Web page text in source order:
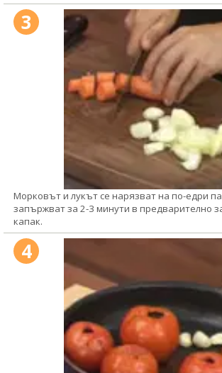
3
Морковът и лукът се нарязват на по-едри
запържват за 2-3 минути в предварително
капак.
4